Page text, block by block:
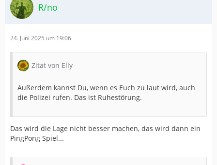
R/no
24. Juni 2025 um 19:06
Zitat von Elly
Außerdem kannst Du, wenn es Euch zu laut wird, auch
die Polizei rufen. Das ist Ruhestörung.
Das wird die Lage nicht besser machen, das wird dann ein
PingPong Spiel...